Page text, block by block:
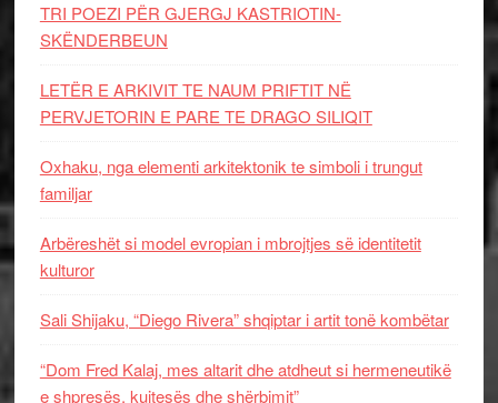
TRI POEZI PËR GJERGJ KASTRIOTIN-
SKËNDERBEUN
LETËR E ARKIVIT TE NAUM PRIFTIT NË
PERVJETORIN E PARE TE DRAGO SILIQIT
Oxhaku, nga elementi arkitektonik te simboli i trungut
familjar
Arbëreshët si model evropian i mbrojtjes së identitetit
kulturor
Sali Shijaku, “Diego Rivera” shqiptar i artit tonë kombëtar
“Dom Fred Kalaj, mes altarit dhe atdheut si hermeneutikë
e shpresës, kujtesës dhe shërbimit”